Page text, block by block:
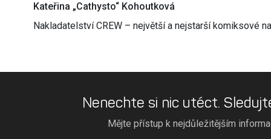
Kateřina „Cathysto“ Kohoutková
Nakladatelství CREW – největší a nejstarší komiksové
Nenechte si nic utéct.
Mějte přístup k nejdůležitějším